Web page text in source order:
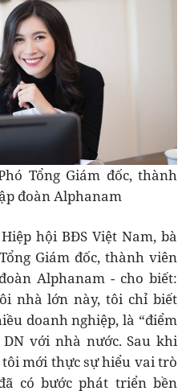
Tổng Giám đốc, thành
đoàn Alphanam
hội BĐS Việt Nam, bà
Giám đốc, thành viên
Alphanam - cho biết:
nhà lớn này, tôi chỉ biết
doanh nghiệp, là “điểm
với nhà nước. Sau khi
mới thực sự hiểu vai trò
có bước phát triển bền